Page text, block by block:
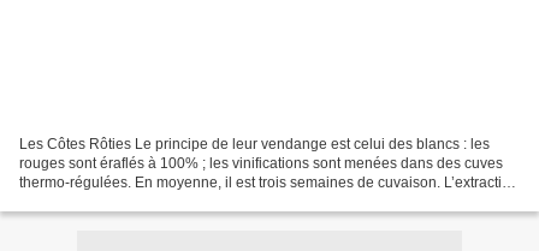
Les Côtes Rôties Le principe de leur vendange est celui des blancs : les
rouges sont éraflés à 100% ; les vinifications sont menées dans des cuves
thermo-régulées. En moyenne, il est trois semaines de cuvaison. L’extraction